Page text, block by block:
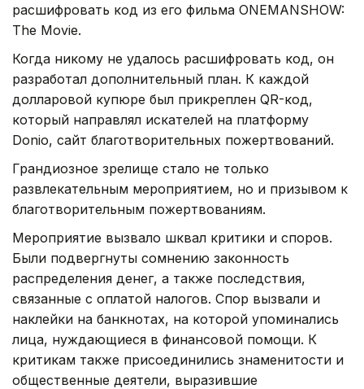
расшифровать код из его фильма ONEMANSHOW:
The Movie.
Когда никому не удалось расшифровать код, он
разработал дополнительный план. К каждой
долларовой купюре был прикреплен QR-код,
который направлял искателей на платформу
Donio, сайт благотворительных пожертвований.
Грандиозное зрелище стало не только
развлекательным мероприятием, но и призывом к
благотворительным пожертвованиям.
Мероприятие вызвало шквал критики и споров.
Были подвергнуты сомнению законность
распределения денег, а также последствия,
связанные с оплатой налогов. Спор вызвали и
наклейки на банкнотах, на которой упоминались
лица, нуждающиеся в финансовой помощи. К
критикам также присоединились знаменитости и
общественные деятели, выразившие